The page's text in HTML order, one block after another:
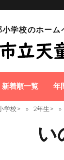
学校のホーム
新着順一覧 年
学校 > 2年生 >
い